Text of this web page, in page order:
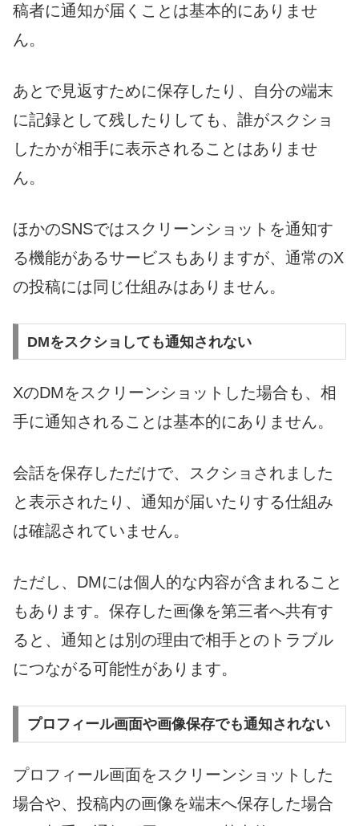
稿者に通知が届くことは基本的にありませ
ん。
あとで見返すために保存したり、自分の端末
に記録として残したりしても、誰がスクショ
したかが相手に表示されることはありませ
ん。
ほかのSNSではスクリーンショットを通知す
る機能があるサービスもありますが、通常のX
の投稿には同じ仕組みはありません。
DMをスクショしても通知されない
XのDMをスクリーンショットした場合も、相
手に通知されることは基本的にありません。
会話を保存しただけで、スクショされました
と表示されたり、通知が届いたりする仕組み
は確認されていません。
ただし、DMには個人的な内容が含まれること
もあります。保存した画像を第三者へ共有す
ると、通知とは別の理由で相手とのトラブル
につながる可能性があります。
プロフィール画面や画像保存でも通知されない
プロフィール画面をスクリーンショットした
場合や、投稿内の画像を端末へ保存した場合